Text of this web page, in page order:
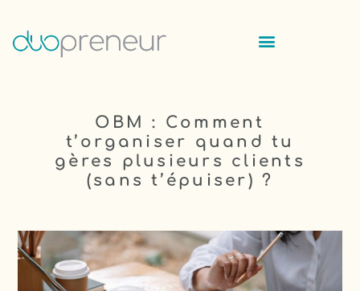
OBM : Comment
t’organiser quand tu
gères plusieurs clients
(sans t’épuiser) ?